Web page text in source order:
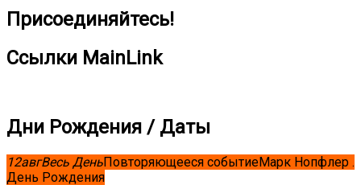
Присоединяйтесь!
Ссылки MainLink
Дни Рождения / Даты
12авгВесь ДеньПовторяющееся событиеМарк Нопфлер .
День Рождения